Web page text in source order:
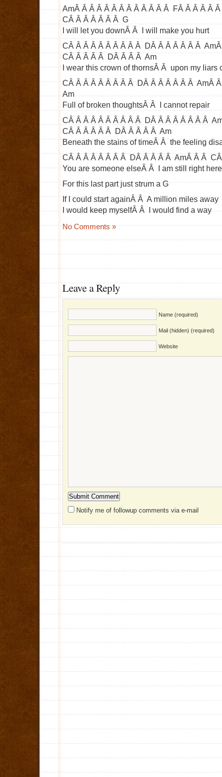
AmÂ Â Â Â Â Â Â Â Â Â Â Â Â FÂ Â Â Â Â
CÂ Â Â Â Â Â Â G
I will let you downÂ Â I will make you hurt
CÂ Â Â Â Â Â Â Â Â Â DÂ Â Â Â Â Â Â
CÂ Â Â Â Â DÂ Â Â Â Am
I wear this crown of thornsÂ Â upon my liars
CÂ Â Â Â Â Â Â Â Â DÂ Â Â Â Â Â Â AmÂ
Am
Full of broken thoughtsÂ Â I cannot repair
CÂ Â Â Â Â Â Â Â Â Â DÂ Â Â Â Â Â Â Â
CÂ Â Â Â Â Â DÂ Â Â Â Â Am
Beneath the stains of timeÂ Â the feeling
CÂ Â Â Â Â Â Â Â DÂ Â Â Â Â AmÂ Â Â
You are someone elseÂ Â I am still right here
For this last part just strum a G
If I could start againÂ Â A million miles away
I would keep myselfÂ Â I would find a way
No Comments »
Leave a Reply
Name (required)
Mail (hidden) (required)
Website
Notify me of followup comments via e-mail